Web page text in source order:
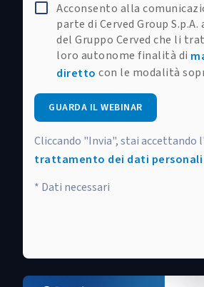
Acconsento alla
parte di Cerved Group
del Gruppo Cerved che li
loro autonome finalità di
diretto con le modalità
GUARDA IL WEBINAR
Cliccando "Invia", stai accettando l'
trattamento dei dati personali
* Dati necessari